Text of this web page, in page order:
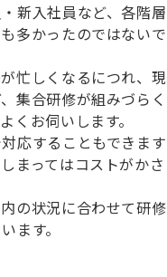
新入社員など、各階層
多かったのではないで
忙しくなるにつれ、現
集合研修が組みづらく
くお伺いします。
応することもできます
まってはコストがかさ
の状況に合わせて研修
ます。